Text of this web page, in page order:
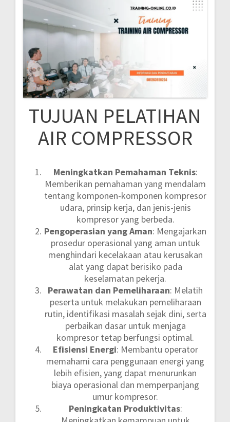
TUJUAN PELATIHAN
AIR COMPRESSOR
Meningkatkan Pemahaman Teknis:
Memberikan pemahaman yang mendalam
tentang komponen-komponen kompresor
udara, prinsip kerja, dan jenis-jenis
kompresor yang berbeda.
Pengoperasian yang Aman: Mengajarkan
prosedur operasional yang aman untuk
menghindari kecelakaan atau kerusakan
alat yang dapat berisiko pada
keselamatan pekerja.
Perawatan dan Pemeliharaan: Melatih
peserta untuk melakukan pemeliharaan
rutin, identifikasi masalah sejak dini, serta
perbaikan dasar untuk menjaga
kompresor tetap berfungsi optimal.
Efisiensi Energi: Membantu operator
memahami cara penggunaan energi yang
lebih efisien, yang dapat menurunkan
biaya operasional dan memperpanjang
umur kompresor.
Peningkatan Produktivitas: